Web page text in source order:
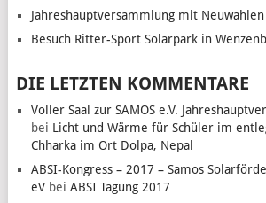
Jahreshauptversammlung mit Neuwahlen
Besuch Ritter-Sport Solarpark in
DIE LETZTEN KOMMENTARE
Voller Saal zur SAMOS e.V.
bei Licht und Wärme für Schüler im
Chharka im Ort Dolpa, Nepal
ABSI-Kongress – 2017 – Samos
eVbei ABSI Tagung 2017